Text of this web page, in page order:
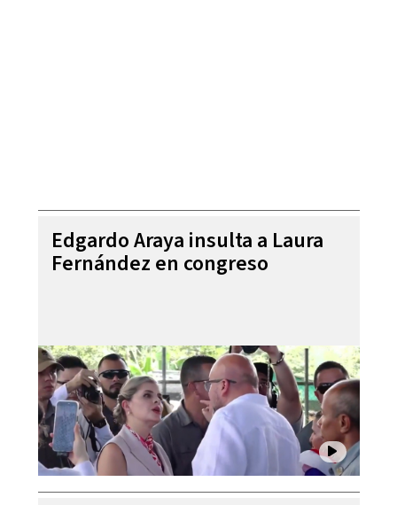
Edgardo Araya insulta a Laura
Fernández en congreso